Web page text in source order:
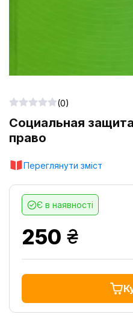
Социальная
право
Переглянути зміст
(0)
Є в наявності
250 грн.